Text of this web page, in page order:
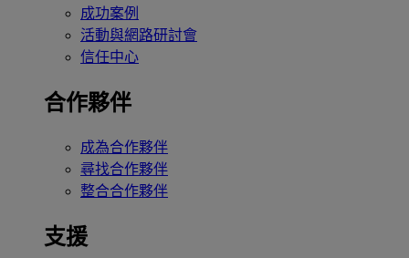
成功案例
活動與網路研討會
信任中心
合作夥伴
成為合作夥伴
尋找合作夥伴
整合合作夥伴
支援